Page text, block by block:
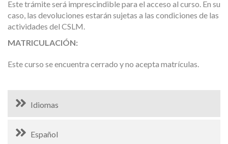
Este trámite será imprescindible para el acceso al curso. En su
caso, las devoluciones estarán sujetas a las condiciones de las
actividades del CSLM.
MATRICULACIÓN:
Este curso se encuentra cerrado y no acepta matrículas.
Idiomas
Español